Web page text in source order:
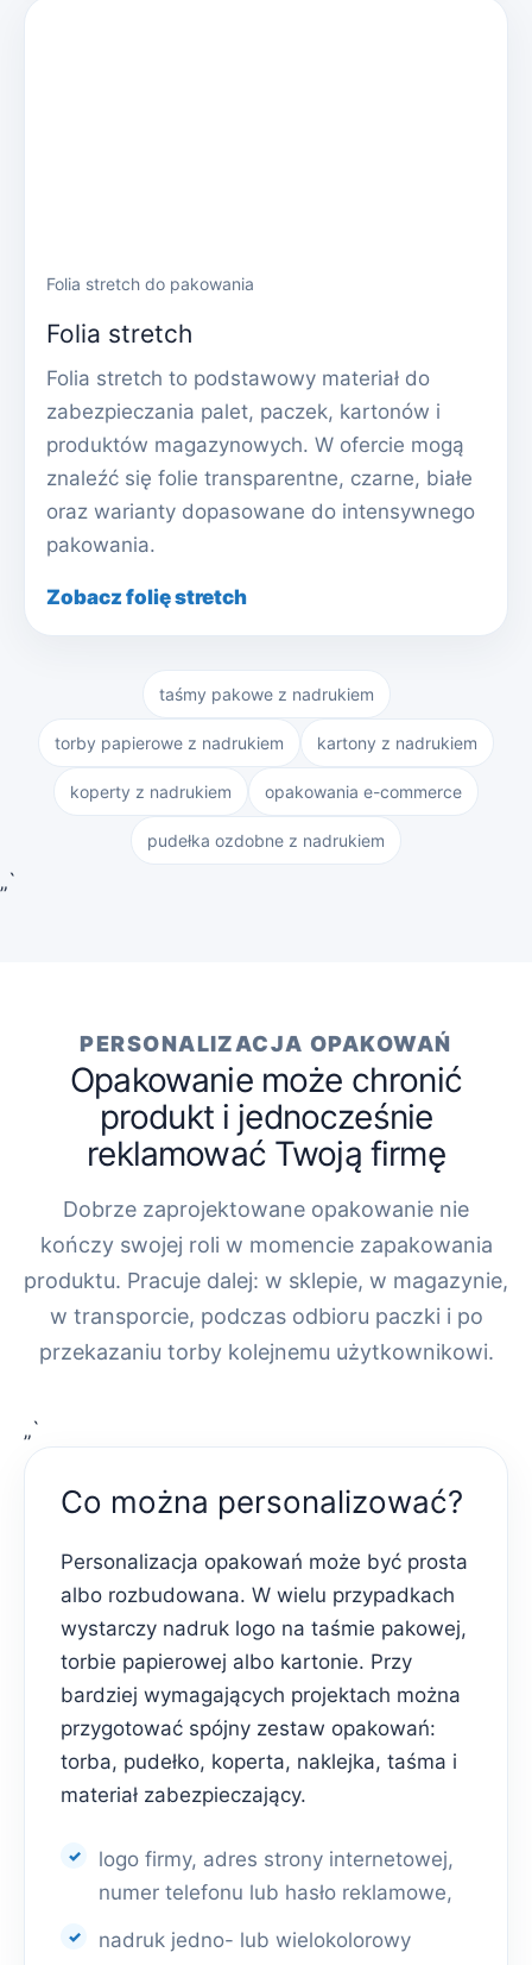
Folia stretch do pakowania
Folia stretch
Folia stretch to podstawowy materiał do
zabezpieczania palet, paczek, kartonów i
produktów magazynowych. W ofercie mogą
znaleźć się folie transparentne, czarne, białe
oraz warianty dopasowane do intensywnego
pakowania.
Zobacz folię stretch
taśmy pakowe z nadrukiem
torby papierowe z nadrukiem kartony z nadrukiem
koperty z nadrukiem opakowania e-commerce
pudełka ozdobne z nadrukiem
„`
PERSONALIZACJA OPAKOWAŃ
Opakowanie może chronić
produkt i jednocześnie
reklamować Twoją firmę
Dobrze zaprojektowane opakowanie nie
kończy swojej roli w momencie zapakowania
produktu. Pracuje dalej: w sklepie, w magazynie,
w transporcie, podczas odbioru paczki i po
przekazaniu torby kolejnemu użytkownikowi.
„`
Co można personalizować?
Personalizacja opakowań może być prosta
albo rozbudowana. W wielu przypadkach
wystarczy nadruk logo na taśmie pakowej,
torbie papierowej albo kartonie. Przy
bardziej wymagających projektach można
przygotować spójny zestaw opakowań:
torba, pudełko, koperta, naklejka, taśma i
materiał zabezpieczający.
logo firmy, adres strony internetowej,
numer telefonu lub hasło reklamowe,
nadruk jedno- lub wielokolorowy